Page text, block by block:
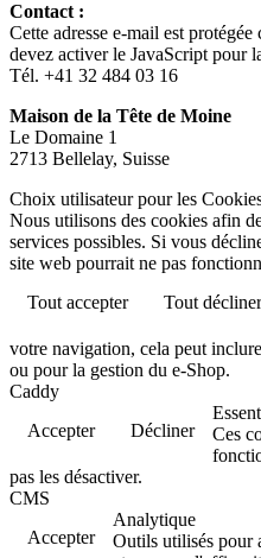
Contact :
Cette adresse e-mail est
devez activer le JavaScript pour
Tél. +41 32 484 03 16
Maison de la Tête de Moine
Le Domaine 1
2713 Bellelay, Suisse
Choix utilisateur pour les
Nous utilisons des cookies afin
services possibles. Si vous
site web pourrait ne pas
Tout accepter
Tout décliner
votre navigation, cela peut
ou pour la gestion du e-Shop.
Caddy
Accepter
Décliner
Ces
pas les désactiver.
CMS
Accepter
Analytique
Outils utilisés pour